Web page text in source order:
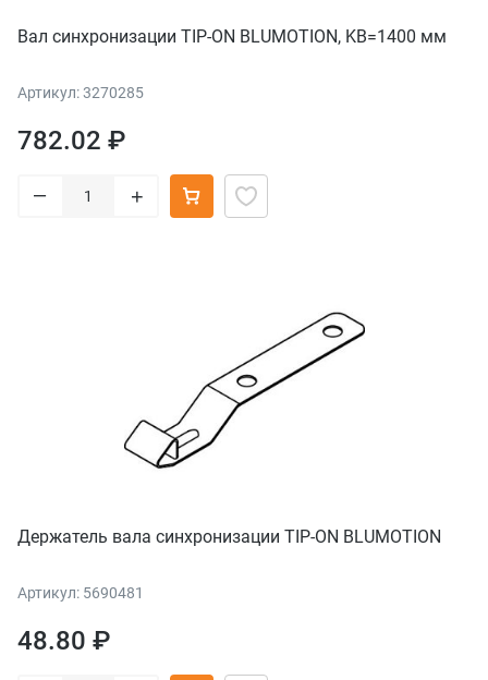
Вал синхронизации TIP-ON BLUMOTION, KB=1400 мм
Артикул: 3270285
782.02 ₽
– +
Держатель вала синхронизации TIP-ON BLUMOTION
Артикул: 5690481
48.80 ₽